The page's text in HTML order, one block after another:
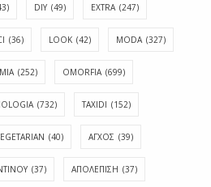
DIY (49) EXTRA (247)
(36) LOOK (42) MODA (327)
(252) OMORFIA (699)
(732) TAXIDI (152)
(40) ΑΓΧΟΣ (39)
(37) ΑΠΟΛΈΠΙΣΗ (37)